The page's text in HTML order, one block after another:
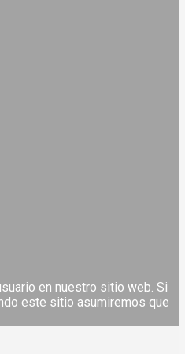
en nuestro sitio web. Si
este sitio asumiremos que